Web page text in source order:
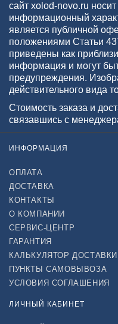
сайт xolod-novo.ru
информационный
является публичной
положениями Статьи
приведены как
информация и могут
предупреждения.
действительного вида
Стоимость заказа и
связавшись с
ИНФОРМАЦИЯ
ОПЛАТА
ДОСТАВКА
КОНТАКТЫ
О КОМПАНИИ
СЕРВИС-ЦЕНТР
ГАРАНТИЯ
КАЛЬКУЛЯТОР ДОСТАВКИ
ПУНКТЫ САМОВЫВОЗА
УСЛОВИЯ СОГЛАШЕНИЯ
ЛИЧНЫЙ КАБИНЕТ